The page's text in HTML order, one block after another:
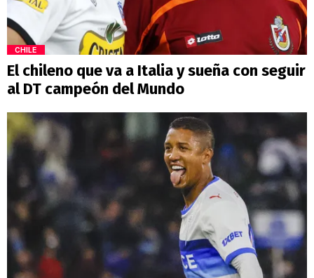
CHILE
El chileno que va a Italia y sueña con seguir
al DT campeón del Mundo